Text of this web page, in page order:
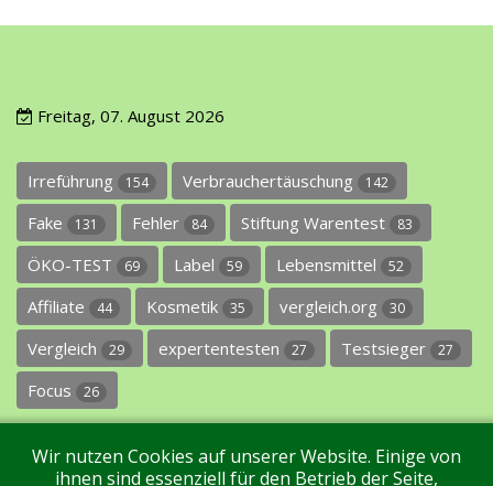
Freitag, 07. August 2026
Irreführung 154 Verbrauchertäuschung 142
Fake 131 Fehler 84 Stiftung Warentest 83
ÖKO-TEST 69 Label 59 Lebensmittel 52
Affiliate 44 Kosmetik 35 vergleich.org 30
Vergleich 29 expertentesten 27 Testsieger 27
Focus 26
Wir nutzen Cookies auf unserer Website. Einige von
ihnen sind essenziell für den Betrieb der Seite,